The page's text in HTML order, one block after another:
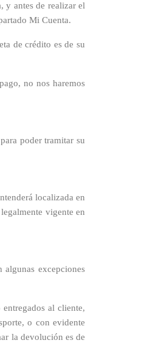
y antes de realizar el
Mi Cuenta.
de crédito es de su
no nos haremos
poder tramitar su
localizada en
vigente en
excepciones
al cliente,
o con evidente
la devolución es de